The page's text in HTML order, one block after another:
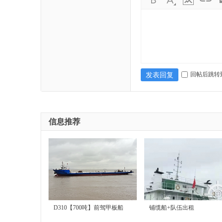
发表回复 回帖后跳转
信息推荐
D310【700吨】前驾甲板船 铺缆船+队伍出租